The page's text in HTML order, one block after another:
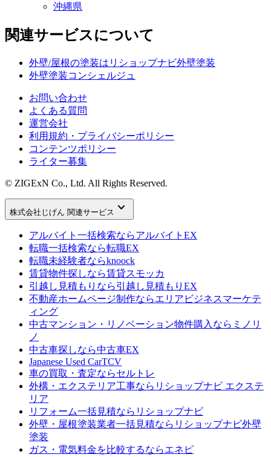
沖縄県
関連サービスについて
外壁/屋根の塗装はリショップナビ外壁塗装
外壁塗装コンシェルジュ
お問い合わせ
よくある質問
運営会社
利用規約・プライバシーポリシー
コンテンツポリシー
ライター募集
© ZIGExN Co., Ltd. All Rights Reserved.
株式会社じげん 関連サービス keyboard_arrow_down
アルバイト一括検索ならアルバイトEX
転職一括検索なら転職EX
転職未経験者ならknoock
賃貸物件探しなら賃貸スモッカ
引越し見積もりなら引越し見積もりEX
不動産ホームページ制作ならエリアビジネスマーケテ
ィング
中古マンション・リノベーション物件購入なら ミノリ
ノ
中古車探しなら中古車EX
Japanese Used CarTCV
車の買取・査定ならセルトレ
外構・エクステリア工事なら リショップナビ エクステ
リア
リフォーム一括見積なら リショップナビ
外壁・屋根塗装業者一括見積なら リショップナビ外壁
塗装
ガス・電気料金を比較するならエネピ